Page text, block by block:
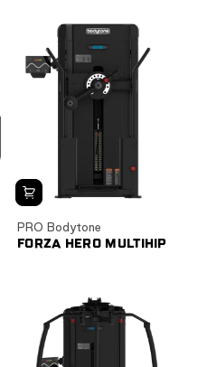
PRO Bodytone
FORZA HERO MULTIHIP